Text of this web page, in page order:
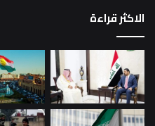
الاكثر قراءة